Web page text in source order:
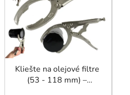
Kliešte na olejové filtre
(53 - 118 mm) –